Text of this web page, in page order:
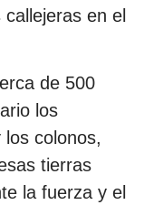
en el
de 500
los
colonos,
tierras
la fuerza y el